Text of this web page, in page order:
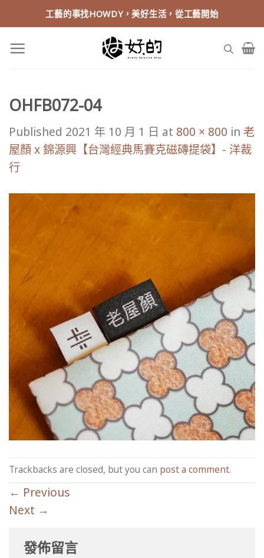
to
content
工藝的事找HOWDY，美好生活，從工藝開始
OHFB072-04
Published 2021 年 10 月 1 日 at 800 × 800 in 老
屋顏 x 錦源興【台灣經典馬賽克磁磚提袋】- 洋裁
行
Trackbacks are closed, but you can post a comment.
← Previous
Next →
發佈留言